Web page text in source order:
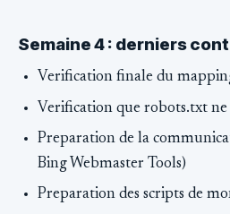
Semaine 4 : derniers
Verification finale du
Verification que robots.txt
Preparation de la
Bing Webmaster Tools)
Preparation des scripts de